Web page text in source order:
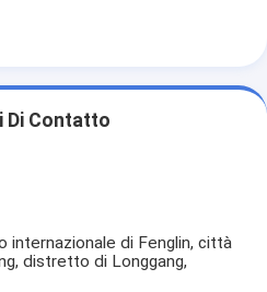
Di Contatto
internazionale di Fenglin, città
distretto di Longgang,